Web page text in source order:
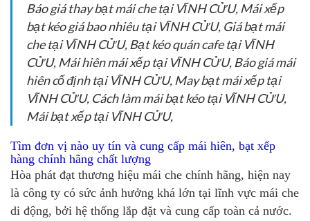
Báo giá thay bạt mái che tại VĨNH CỬU, Mái xếp
bạt kéo giá bao nhiêu tại VĨNH CỬU, Giá bạt mái
che tại VĨNH CỬU, Bạt kéo quán cafe tại VĨNH
CỬU, Mái hiên mái xếp tại VĨNH CỬU, Báo giá mái
hiên cố định tại VĨNH CỬU, May bạt mái xếp tại
VĨNH CỬU, Cách làm mái bạt kéo tại VĨNH CỬU,
Mái bạt xếp tại VĨNH CỬU,
Tìm đơn vị nào uy tín và cung cấp mái hiên, bạt xếp
hàng chính hãng chất lượng
Hòa phát đạt thương hiệu mái che chính hãng, hiện nay
là công ty có sức ảnh hưởng khá lớn tại lĩnh vực mái che
di động, bởi hệ thống lắp đặt và cung cấp toàn cả nước.